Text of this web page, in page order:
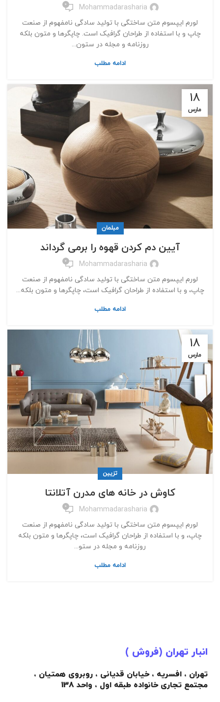
Mohammadarasharia
0
لورم ایپسوم متن ساختگی با تولید سادگی نامفهوم از صنعت
چاپ و با استفاده از طراحان گرافیک است. چاپگرها و متون بلکه
روزنامه و مجله در ستون...
ادامه مطلب
18
مارس
مبلمان
آیین دم کردن قهوه را برمی گرداند
Mohammadarasharia
0
لورم ایپسوم متن ساختگی با تولید سادگی نامفهوم از صنعت
چاپ، و با استفاده از طراحان گرافیک است، چاپگرها و متون بلکه...
ادامه مطلب
18
مارس
تزیین
کاوش در خانه های مدرن آتلانتا
Mohammadarasharia
0
لورم ایپسوم متن ساختگی با تولید سادگی نامفهوم از صنعت
چاپ، و با استفاده از طراحان گرافیک است، چاپگرها و متون بلکه
روزنامه و مجله در ستو...
ادامه مطلب
انبار تهران (فروش )
تهران ، افسریه ، خیابان قدیانی ، روبروی همتیان ،
مجتمع تجاری خانواده طبقه اول ، واحد 138